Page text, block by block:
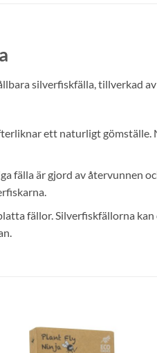
silverfiskfälla, tillverkad
ett naturligt gömställe.
fälla är gjord av återvunnen
fällor. Silverfiskfällorna